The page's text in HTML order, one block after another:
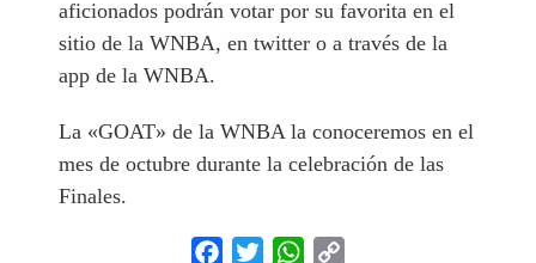
aficionados podrán votar por su favorita en el
sitio de la WNBA, en twitter o a través de la
app de la WNBA.
La «GOAT» de la WNBA la conoceremos en el
mes de octubre durante la celebración de las
Finales.
Facebook
Twitter WhatsApp